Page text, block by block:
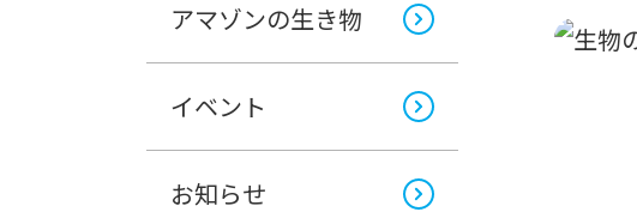
アマゾンの生き物
イベント
お知らせ